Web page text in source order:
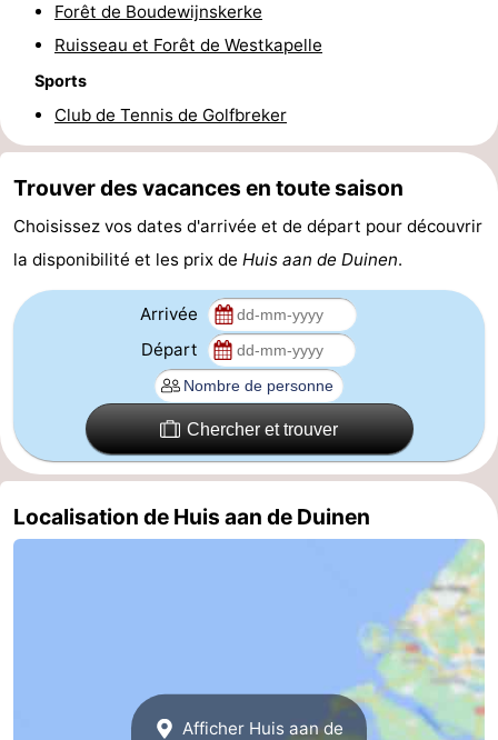
Oosterschelde
Haamstede
Nature
van
Schouwen
Walcheren
Veere
-
Nature
-
Mantelingen
Westkapelle
-
Nature
Walcherse
-
Dishoek
Forêt de Boudewijnskerke
Ruisseau et Forêt de Westkapelle
Sports
Club de Tennis de Golfbreker
Trouver des vacances en toute saison
Choisissez vos dates d'arrivée et de départ pour découvrir
la disponibilité et les prix de Huis aan de Duinen.
Arrivée
Départ
Chercher et trouver
Localisation de Huis aan de Duinen
Afficher Huis aan de